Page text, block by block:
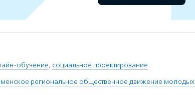
обучение, социальное проектирование
региональное общественное движение молодых